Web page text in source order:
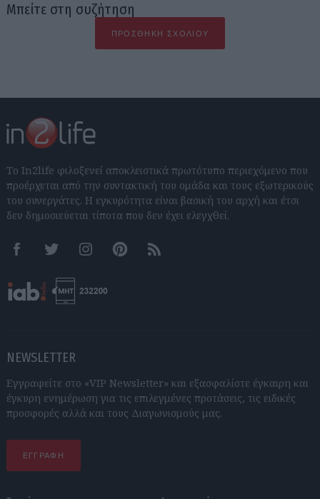
Μπείτε στη συζήτηση
ΠΡΟΣΘΉΚΗ ΣΧΟΛΊΟΥ
Το In2life φιλοξενεί αποκλειστικά πρωτότυπο περιεχόμενο που
προέρχεται από την συντακτική του ομάδα και τους εξωτερικούς
του συνεργάτες. Η εγκυρότητα είναι βασική του αρχή και έτσι
δεν δημοσιεύεται τίποτα που δεν έχει ελεγχθεί.
FacebookTwitter InstagramPinterestRSS feeds
NEWSLETTER
Εγγραφείτε στο «VIP Newsletter» και εξασφαλίστε έγκαιρη και
έγκυρη ενημέρωση για τις επιλεγμένες προτάσεις, τις ειδικές
προσφορές αλλά και τους Διαγωνισμούς μας.
ΕΓΓΡΑΦΗ